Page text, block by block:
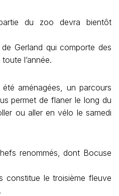
du zoo devra bientôt
Gerland qui comporte des
l’année.
aménagées, un parcours
permet de flaner le long du
ou aller en vélo le samedi
renommés, dont Bocuse
constitue le troisième fleuve